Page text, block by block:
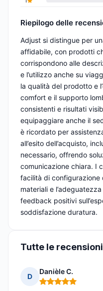
Riepilogo delle
Adjust si distingue per
affidabile, con prodotti
corrispondono alle
e l’utilizzo anche su
la qualità del prodotto e
comfort e il supporto
consistenti e risultati
equipaggiare anche il
è ricordato per
all’esito dell’acquisto,
necessario, offrendo
comunicazione chiara. I
facilità di configurazione
materiali e
feedback positivi
soddisfazione duratura.
Tutte le recensioni
D
Danièle C.
Nota: 5 su 5